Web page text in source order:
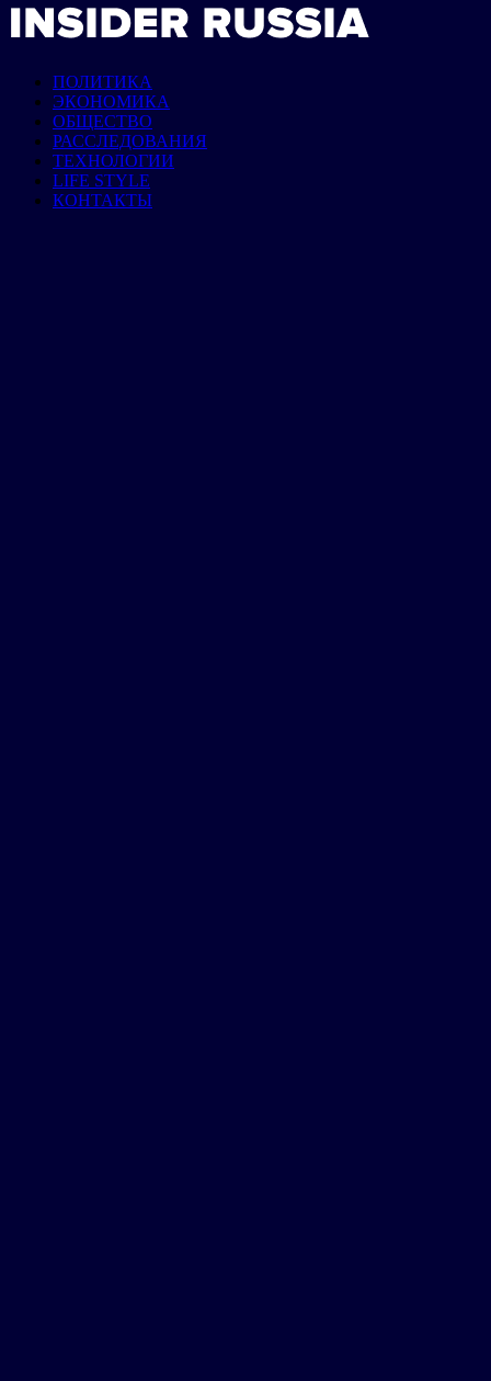
ПОЛИТИКА
ЭКОНОМИКА
ОБЩЕСТВО
РАССЛЕДОВАНИЯ
ТЕХНОЛОГИИ
LIFE STYLE
КОНТАКТЫ